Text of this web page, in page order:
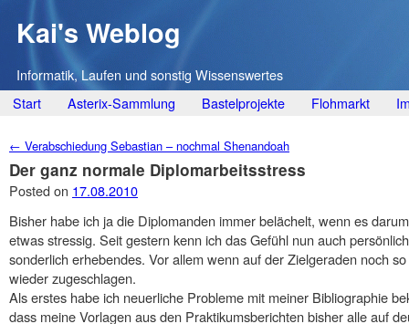
Kai's Weblog
Informatik, Laufen und sonstig Wissenswertes
Main menu
Skip
content
Start Asterix-Sammlung Bastelprojekte Flohmarkt
Post navigation
← Verabschiedung Sebastian – nochmal Shenandoah
Der ganz normale Diplomarbeitsstress
Posted on 17.08.2010
Bisher habe ich ja die Diplomanden immer belächelt, wenn es
etwas stressig. Seit gestern kenn ich das Gefühl nun auch
sonderlich erhebendes. Vor allem wenn auf der Zielgeraden noch
wieder zugeschlagen.
Als erstes habe ich neuerliche Probleme mit meiner Bibliographie
dass meine Vorlagen aus den Praktikumsberichten bisher alle auf